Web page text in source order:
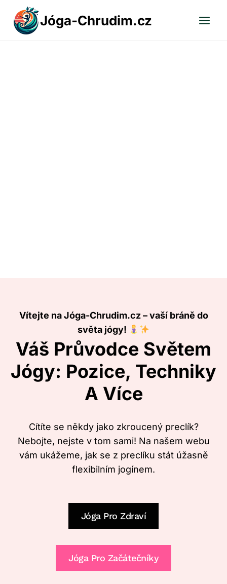
Přeskočit
obsah
Jóga-Chrudim.cz
Vítejte na Jóga-Chrudim.cz – vaší bráně do
světa jógy!
Váš Průvodce Světem
Jógy: Pozice, Techniky
A Více
Cítíte se někdy jako zkroucený preclík?
Nebojte, nejste v tom sami! Na našem webu
vám ukážeme, jak se z preclíku stát úžasně
flexibilním jogínem.
Jóga Pro Zdraví
Jóga Pro Začátečníky